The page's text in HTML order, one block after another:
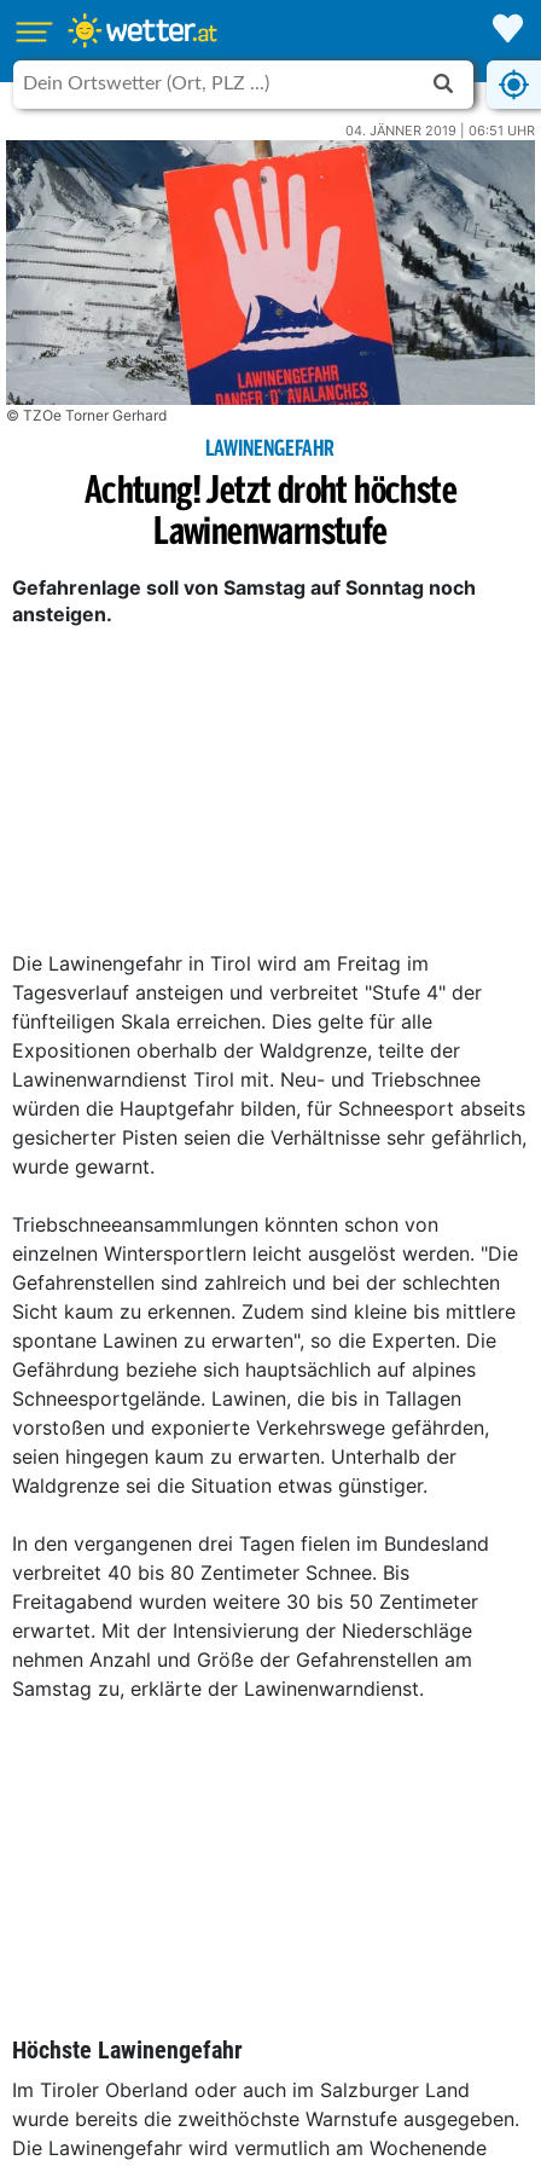
04. JÄNNER 2019 | 06:51 UHR
© TZOe Torner Gerhard
LAWINENGEFAHR
Achtung! Jetzt droht höchste
Lawinenwarnstufe
Gefahrenlage soll von Samstag auf Sonntag noch
ansteigen.
Die Lawinengefahr in Tirol wird am Freitag im
Tagesverlauf ansteigen und verbreitet "Stufe 4" der
fünfteiligen Skala erreichen. Dies gelte für alle
Expositionen oberhalb der Waldgrenze, teilte der
Lawinenwarndienst Tirol mit. Neu- und Triebschnee
würden die Hauptgefahr bilden, für Schneesport abseits
gesicherter Pisten seien die Verhältnisse sehr gefährlich,
wurde gewarnt.
Triebschneeansammlungen könnten schon von
einzelnen Wintersportlern leicht ausgelöst werden. "Die
Gefahrenstellen sind zahlreich und bei der schlechten
Sicht kaum zu erkennen. Zudem sind kleine bis mittlere
spontane Lawinen zu erwarten", so die Experten. Die
Gefährdung beziehe sich hauptsächlich auf alpines
Schneesportgelände. Lawinen, die bis in Tallagen
vorstoßen und exponierte Verkehrswege gefährden,
seien hingegen kaum zu erwarten. Unterhalb der
Waldgrenze sei die Situation etwas günstiger.
In den vergangenen drei Tagen fielen im Bundesland
verbreitet 40 bis 80 Zentimeter Schnee. Bis
Freitagabend wurden weitere 30 bis 50 Zentimeter
erwartet. Mit der Intensivierung der Niederschläge
nehmen Anzahl und Größe der Gefahrenstellen am
Samstag zu, erklärte der Lawinenwarndienst.
Höchste Lawinengefahr
Im Tiroler Oberland oder auch im Salzburger Land
wurde bereits die zweithöchste Warnstufe ausgegeben.
Die Lawinengefahr wird vermutlich am Wochenende